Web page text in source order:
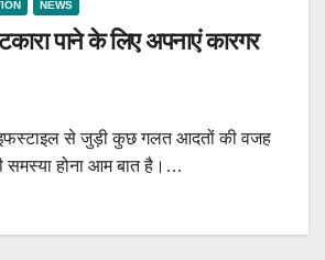
NEWS
पाने के लिए अपनाएं कारगर
से जुड़ी कुछ गलत आदतों की वजह
होना आम बात है।…